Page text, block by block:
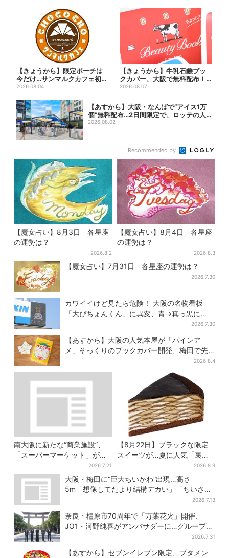
【きょうから】限定ポーチは
今だけ…サンマルクカフェ初の
「夏福袋」、実質無料でレア...
2026.08.04
【きょうから】牛乳石鹸ブッ
クカバー、大阪で無料配布！
先着1000名に「牛のカー...
2026.08.07
【あすから】大阪・なんばで“アイス1万
個”無料配布…2日間限定で、ロッテの人
気商...
2026.08.02
Recommended by
【魔女占い】8月3日 各星座
の運勢は？
2026.8.2
【魔女占い】8月4日 各星座
の運勢は？
2026.8.3
【魔女占い】7月31日 各星座の運勢は？
2026.7.30
カワイイけど見たら危険！ 大阪の名物看板
「大ぴちょんくん」に異変、青→真っ黒に…
2026.7.30
【あすから】大阪の人気本屋が「パインア
メ」そっくりのブックカバー開発、梅田で先
2026.8.4
南大阪に新たな“商業施設”、
「スーパーマーケット」が先
行オープン！駅直結＆21時ま
で営業
2026.7.21
【8月22日】ブラックな限定
スイーツが…夏に人気「裏不
二家の日」！？ 数量限定の
「ペコちゃんのキッチンタイ
マー」に注目
2026.8.9
大阪・梅田に“巨大ちいかわ”出現…高さ
5m「想像してたより結構デカい」「ちいさ…
2026.7.13
奈良・橿原市70周年で「万葉花火」開催、
JO1・河野純喜がアンバサダーに…グループ楽
2026.7.31
【あすから】セブンイレブン限定、ブタメン